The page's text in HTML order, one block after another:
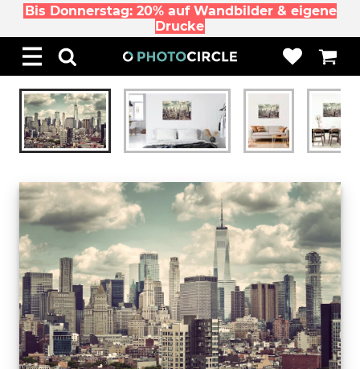
Bis Donnerstag: 20% auf Wandbilder & eigene
Drucke